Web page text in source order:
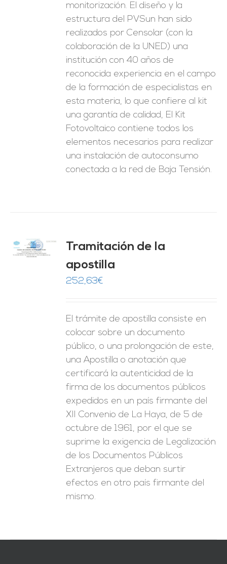
monitorización. El diseño y la
estructura del PVSun han sido
realizados por Censolar (con la
colaboración de la UNED) una
institución con 40 años de
reconocida experiencia en el campo
de la formación de especialistas en
esta materia, lo que confiere al kit
una garantía de calidad, El Kit
Fotovoltaico contiene todos los
elementos necesarios para realizar
una instalación de autoconsumo
conectada a la red de Baja Tensión.
Tramitación de la
apostilla
252,63€
El trámite de apostilla consiste en
colocar sobre un documento
público, o una prolongación de este,
una Apostilla o anotación que
certificará la autenticidad de la
firma de los documentos públicos
expedidos en un país firmante del
XII Convenio de La Haya, de 5 de
octubre de 1961, por el que se
suprime la exigencia de Legalización
de los Documentos Públicos
Extranjeros que deban surtir
efectos en otro país firmante del
mismo.